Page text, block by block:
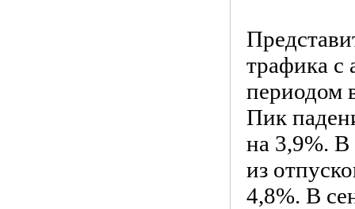
трафика с
периодом
Пик
на 3,9%. В
из
4,8%. В